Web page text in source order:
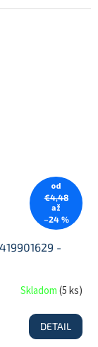
od
€4,48
až
–24 %
-
Skladom(5 ks)
DETAIL